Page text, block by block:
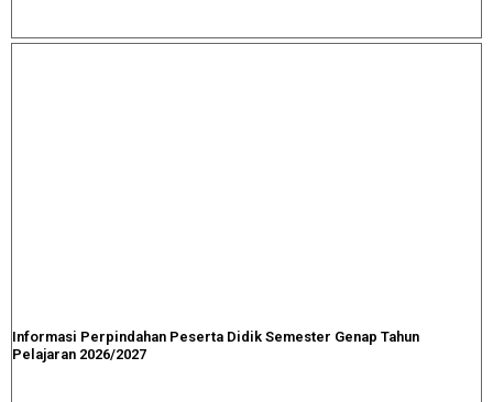
Informasi Perpindahan Peserta Didik Semester Genap Tahun
Pelajaran 2026/2027